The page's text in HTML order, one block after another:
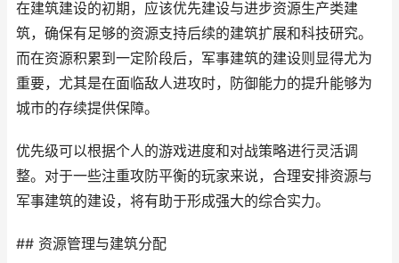
在建筑建设的初期，应该优先建设与进步资源生产类建
筑，确保有足够的资源支持后续的建筑扩展和科技研究。
而在资源积累到一定阶段后，军事建筑的建设则显得尤为
重要，尤其是在面临敌人进攻时，防御能力的提升能够为
城市的存续提供保障。
优先级可以根据个人的游戏进度和对战策略进行灵活调
整。对于一些注重攻防平衡的玩家来说，合理安排资源与
军事建筑的建设，将有助于形成强大的综合实力。
## 资源管理与建筑分配